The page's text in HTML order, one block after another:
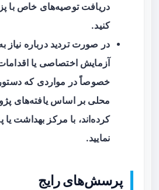
دریافت توصیه‌های خاص
کنید.
در صورت تردید درباره نیاز
آزمایش اختصاصی یا
خصوصاً در مواردی که
محلی بر اساس یافته‌های
کرده‌اند، با مرکز بهداشت
نمایید.
پرسش‌های رایج